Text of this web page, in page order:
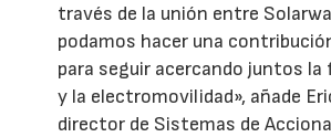
través de la unión entre
podamos hacer una
para seguir acercando juntos
y la electromovilidad», añade
director de Sistemas de